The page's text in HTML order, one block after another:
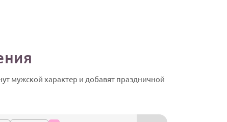
мужской характер и добавят праздничной